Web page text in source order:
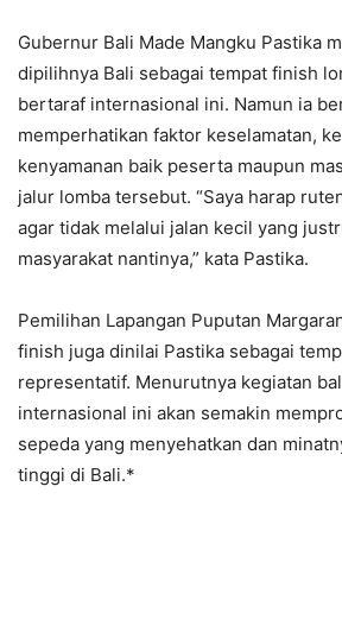
Gubernur Bali Made Mangku Pastika
dipilihnya Bali sebagai tempat finish
bertaraf internasional ini. Namun ia
memperhatikan faktor keselamatan,
kenyamanan baik peserta maupun
jalur lomba tersebut. “Saya harap
agar tidak melalui jalan kecil yang
masyarakat nantinya,” kata Pastika.
Pemilihan Lapangan Puputan
finish juga dinilai Pastika sebagai
representatif. Menurutnya kegiatan
internasional ini akan semakin
sepeda yang menyehatkan dan
tinggi di Bali.*